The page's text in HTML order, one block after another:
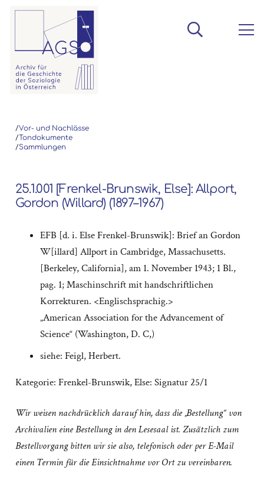
/Vor- und Nachlässe
/Tondokumente
/Sammlungen
25.1.001 [Frenkel-Brunswik, Else]: Allport,
Gordon (Willard) (1897–1967)
EFB [d. i. Else Frenkel-Brunswik]: Brief an Gordon
W[illard] Allport in Cambridge, Massachusetts.
[Berkeley, California], am 1. November 1943; 1 Bl.,
pag. 1; Maschinschrift mit handschriftlichen
Korrekturen. <Englischsprachig.>
„American Association for the Advancement of
Science“ (Washington, D. C,)
siehe: Feigl, Herbert.
Kategorie: Frenkel-Brunswik, Else: Signatur 25/1
Wir weisen nachdrücklich darauf hin, dass die „Bestellung“ von
Archivalien eine Bestellung in den Lesesaal ist. Zusätzlich zum
Bestellvorgang bitten wir sie also, telefonisch oder per E-Mail
einen Termin für die Einsichtnahme vor Ort zu vereinbaren.